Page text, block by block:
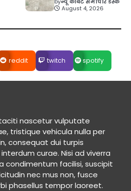
August 4, 2026
reddit twitch spotify
nascetur vulputate
tristique vehicula nulla per
consequat dui turpis
curae. Nisi ad viverra
condimentum facilisi, suscipit
nec mus non, fusce
phasellus tempor laoreet.